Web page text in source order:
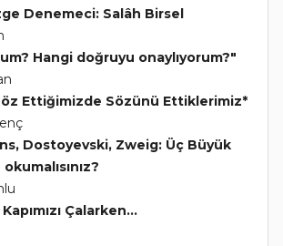
Denemeci: Salâh Birsel
Hangi doğruyu onaylıyorum?"
Ettiğimizde Sözünü Ettiklerimiz*
Dostoyevski, Zweig: Üç Büyük
Çalarken...